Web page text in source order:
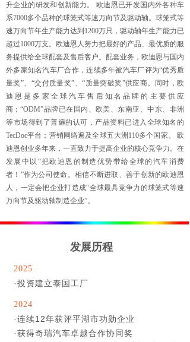
发展历程
升企业的研发和创新能力。 欧迪恩已开发国内外各种车
系7000多个品种的球笼式等速万向节及驱动轴。球笼式等
速万向节年生产能力达到1200万只，驱动轴年生产能力已
超过1000万支。欧迪恩人努力把最好的产品、最优质的服
务提供给全球配套及售后客户。配套业务，欧迪恩与国内
外多家知名汽车厂合作，连续多年被汽车厂评为“优秀质
量奖”、“交付质量奖”、“质量突破奖”供应商。同时，欧
迪恩是多家全球汽车售后知名品牌的主要供应
商；“ODM”品牌已在国内、欧美、东南亚、中东、非洲
等市场得到了普遍的认可，产品资料已进入全球知名的
TecDoc平台；营销网络遍及全球五大洲110多个国家。 欧
迪恩创业多年来，一直致力于提高企业的核心竞争力。在
发展中以“把欧迪恩的制造优势带给全球的汽车消费
者！”作为公司使命。相信不断进取、善于创新的欧迪恩
人，一定会把企业打造成“全球最具竞争力的球笼式等速
万向节及驱动轴制造企业”。
2025
·投资建立泰国工厂
2024
·连续12年获评平湖市功勋企业
·获得奇瑞汽车卓越合作协同奖